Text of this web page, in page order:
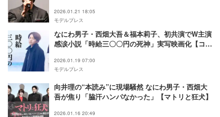
2026.01.21 18:05
モデルプレス
なにわ男子・西畑大吾＆福本莉子、初共演でW主演
感涙小説「時給三〇〇円の死神」実写映画化【コメ
2026.01.19 07:00
モデルプレス
向井理の“本読み”に現場騒然 なにわ男子・西畑大
吾が焦り「脇汗ハンパなかった」【マトリと狂犬】
2026.01.16 20:49